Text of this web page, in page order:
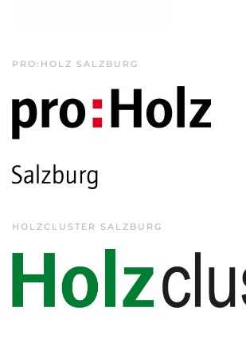
PRO:HOLZ SALZBURG
HOLZCLUSTER SALZBURG